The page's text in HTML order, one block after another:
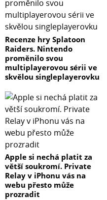
Recenze hry Splatoon
Raiders. Nintendo
proměnilo svou
multiplayerovou sérii ve
skvělou singleplayerovku
Apple si nechá platit za
větší soukromí. Private
Relay v iPhonu vás na
webu přesto může
prozradit